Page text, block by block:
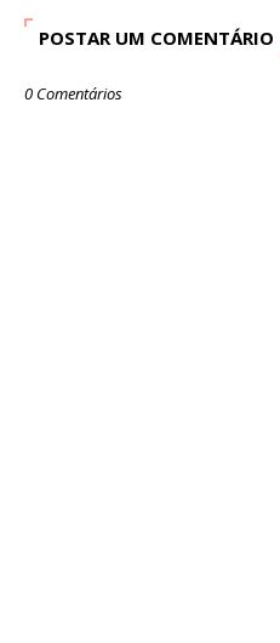
POSTAR UM COMENTÁRIO
0 Comentários